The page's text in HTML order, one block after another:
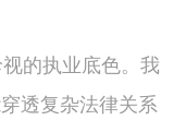
的执业底色。我
透复杂法律关系